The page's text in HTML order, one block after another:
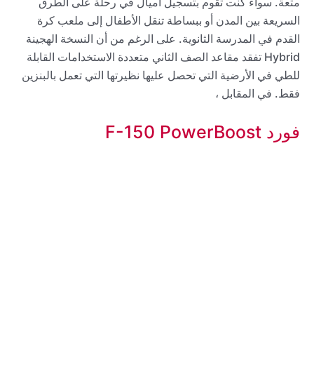
السريعة بين المدن أو ببساطة تنقل الأطفال إلى ملعب كرة
القدم في المدرسة الثانوية. على الرغم من أن النسخة الهجينة
Hybrid تفقد مقاعد الصف الثاني متعددة الاستخدامات القابلة
للطي في الأرضية التي تحصل عليها نظيرتها التي تعمل بالبنزين
فقط. في المقابل ،
فورد F-150 PowerBoost